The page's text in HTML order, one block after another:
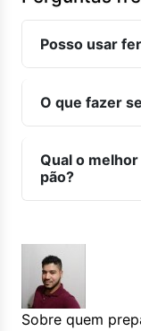
Posso usar
O que fazer
Qual o
pão?
Sobre quem